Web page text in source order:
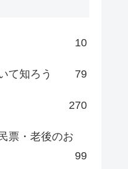
10
て知ろう 79
270
票・老後のお
99